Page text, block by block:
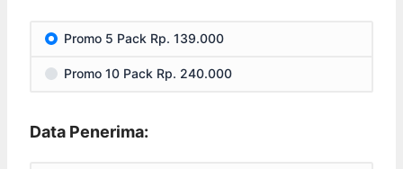
Promo 5 Pack Rp. 139.000
Promo 10 Pack Rp. 240.000
Data Penerima: